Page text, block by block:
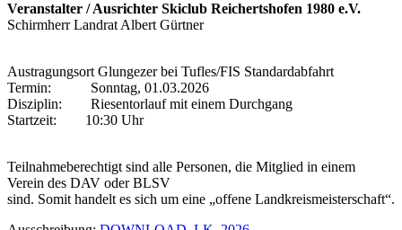
Veranstalter / Ausrichter Skiclub Reichertshofen 1980 e.V.
Schirmherr Landrat Albert Gürtner
Austragungsort Glungezer bei Tufles/FIS Standardabfahrt
Termin: Sonntag, 01.03.2026
Disziplin: Riesentorlauf mit einem Durchgang
Startzeit: 10:30 Uhr
Teilnahmeberechtigt sind alle Personen, die Mitglied in einem
Verein des DAV oder BLSV
sind. Somit handelt es sich um eine „offene Landkreismeisterschaft“.